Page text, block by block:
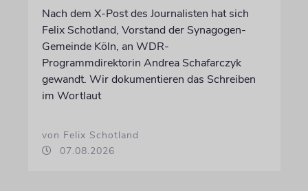
Nach dem X-Post des Journalisten hat sich
Felix Schotland, Vorstand der Synagogen-
Gemeinde Köln, an WDR-
Programmdirektorin Andrea Schafarczyk
gewandt. Wir dokumentieren das Schreiben
im Wortlaut
von Felix Schotland
07.08.2026